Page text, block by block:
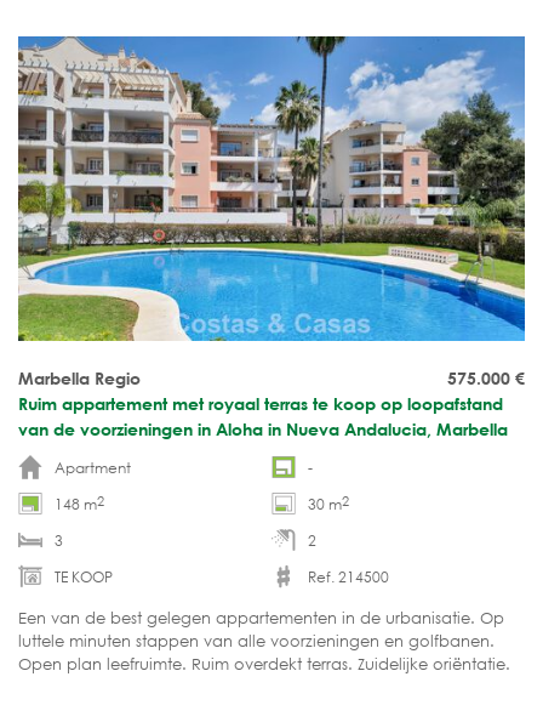
575.000 €
Marbella Regio
Ruim appartement met royaal terras te koop op loopafstand
van de voorzieningen in Aloha in Nueva Andalucia, Marbella
Apartment
-
148 m2 30 m2
3
2
TE KOOP
Ref. 214500
Een van de best gelegen appartementen in de urbanisatie. Op
luttele minuten stappen van alle voorzieningen en golfbanen.
Open plan leefruimte. Ruim overdekt terras. Zuidelijke oriëntatie.